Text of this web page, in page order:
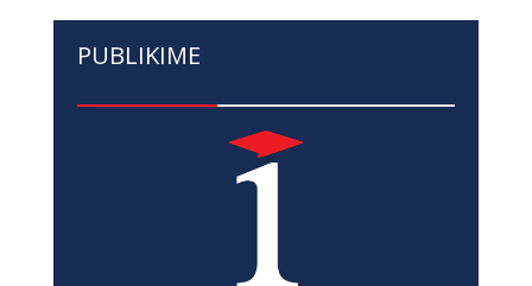
PUBLIKIME